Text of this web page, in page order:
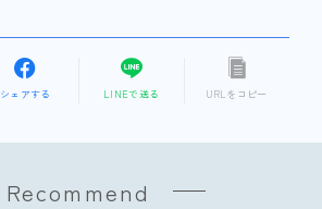
シェアする LINEで送る URLをコピー
Recommend